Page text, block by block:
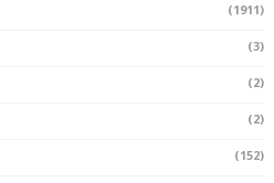
(1911)
(3)
(2)
(2)
(152)